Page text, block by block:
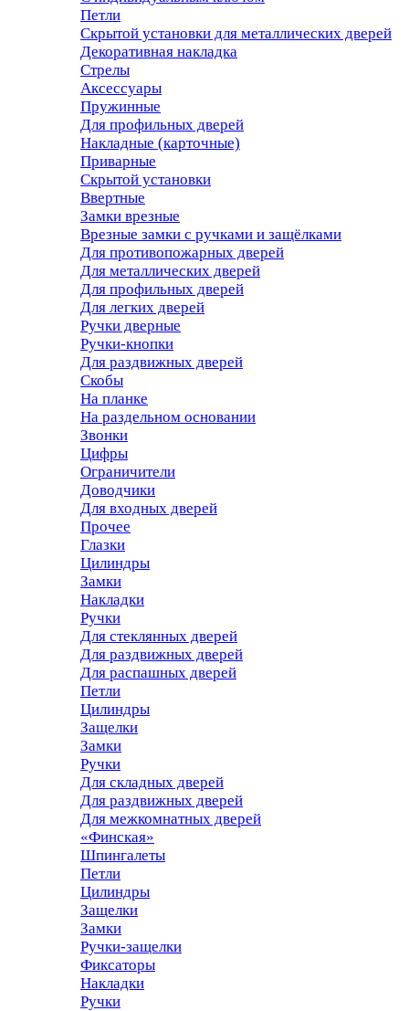
Петли
Скрытой установки для металлических дверей
Декоративная накладка
Стрелы
Аксессуары
Пружинные
Для профильных дверей
Накладные (карточные)
Приварные
Скрытой установки
Ввертные
Замки врезные
Врезные замки с ручками и защёлками
Для противопожарных дверей
Для металлических дверей
Для профильных дверей
Для легких дверей
Ручки дверные
Ручки-кнопки
Для раздвижных дверей
Скобы
На планке
На раздельном основании
Звонки
Цифры
Ограничители
Доводчики
Для входных дверей
Прочее
Глазки
Цилиндры
Замки
Накладки
Ручки
Для стеклянных дверей
Для раздвижных дверей
Для распашных дверей
Петли
Цилиндры
Защелки
Замки
Ручки
Для складных дверей
Для раздвижных дверей
Для межкомнатных дверей
«Финская»
Шпингалеты
Петли
Цилиндры
Защелки
Замки
Ручки-защелки
Фиксаторы
Накладки
Ручки